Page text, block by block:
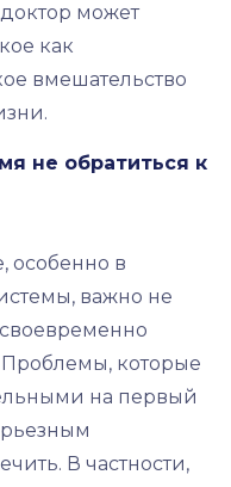
может
как
вмешательство
не обратиться к
особенно в
важно не
Проблемы, которые
на первый
В частности,